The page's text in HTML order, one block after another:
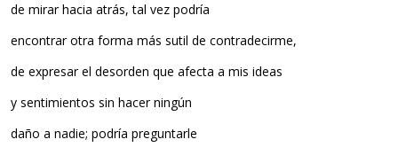
de mirar hacia atrás, tal vez podría
encontrar otra forma más sutil de contradecirme,
de expresar el desorden que afecta a mis ideas
y sentimientos sin hacer ningún
daño a nadie; podría preguntarle